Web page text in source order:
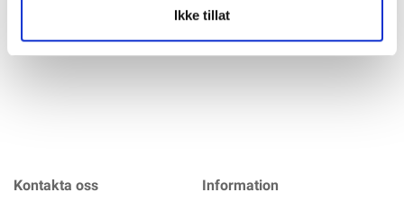
Ikke tillat
Kontakta oss Information